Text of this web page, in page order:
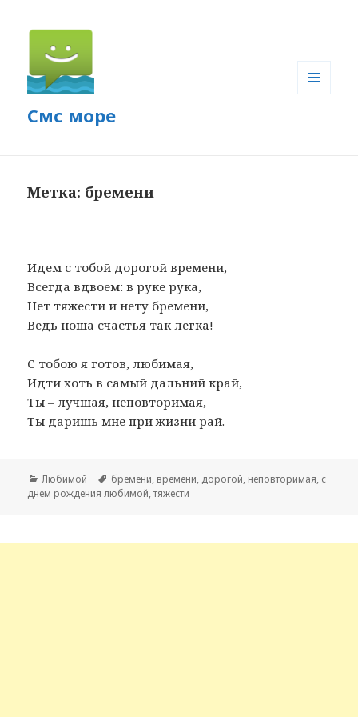
Смс море
Метка: бремени
Идем с тобой дорогой времени,
Всегда вдвоем: в руке рука,
Нет тяжести и нету бремени,
Ведь ноша счастья так легка!
С тобою я готов, любимая,
Идти хоть в самый дальний край,
Ты – лучшая, неповторимая,
Ты даришь мне при жизни рай.
Рубрики
Любимой Метки
бремени, времени, дорогой, неповторимая, с
днем рождения любимой,тяжести